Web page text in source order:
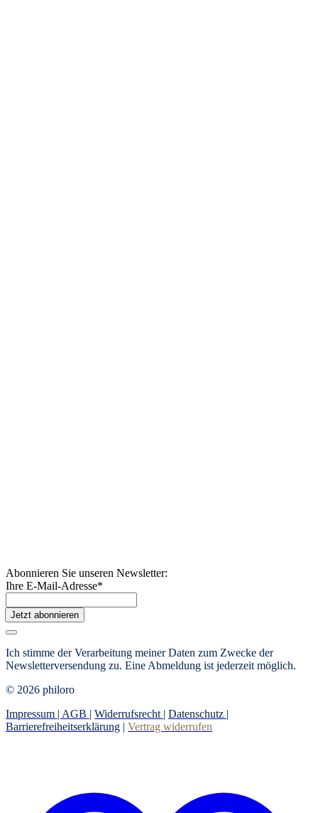
Abonnieren Sie unseren Newsletter:
Ihre E-Mail-Adresse*
Jetzt abonnieren
Ich stimme der Verarbeitung meiner Daten zum Zwecke der
Newsletterversendung zu. Eine Abmeldung ist jederzeit möglich.
© 2026 philoro
Impressum | AGB | Widerrufsrecht | Datenschutz |
Barrierefreiheitserklärung | Vertrag widerrufen